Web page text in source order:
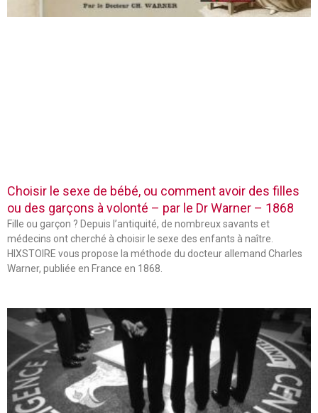
Choisir le sexe de bébé, ou comment avoir des filles
ou des garçons à volonté – par le Dr Warner – 1868
Fille ou garçon ? Depuis l’antiquité, de nombreux savants et
médecins ont cherché à choisir le sexe des enfants à naître.
HIXSTOIRE vous propose la méthode du docteur allemand Charles
Warner, publiée en France en 1868.